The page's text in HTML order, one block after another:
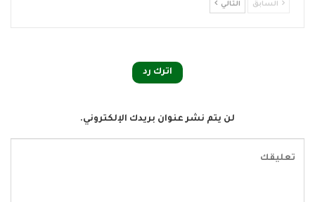
السابق التالي
اترك رد
لن يتم نشر عنوان بريدك الإلكتروني.